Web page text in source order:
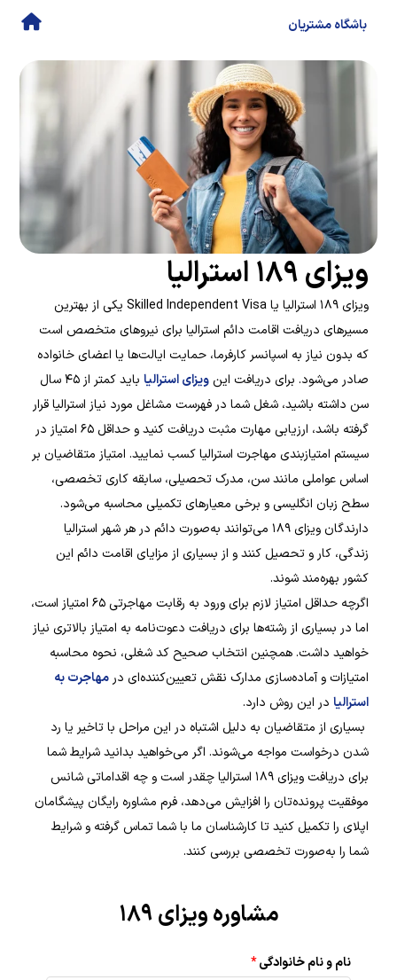
باشگاه مشتریان
ویزای ۱۸۹ استرالیا
ویزای ۱۸۹ استرالیا یا Skilled Independent Visa یکی از بهترین
مسیرهای دریافت اقامت دائم استرالیا برای نیروهای متخصص است
که بدون نیاز به اسپانسر کارفرما، حمایت ایالت‌ها یا اعضای خانواده
صادر می‌شود. برای دریافت اینویزای استرالیا
باید کمتر از ۴۵ سال
سن داشته باشید، شغل شما در فهرست مشاغل مورد نیاز استرالیا قرار
گرفته باشد، ارزیابی مهارت مثبت دریافت کنید و حداقل ۶۵ امتیاز در
سیستم امتیازبندی مهاجرت استرالیا کسب نمایید. امتیاز متقاضیان بر
اساس عواملی مانند سن، مدرک تحصیلی، سابقه کاری تخصصی،
سطح زبان انگلیسی و برخی معیارهای تکمیلی محاسبه می‌شود.
دارندگان ویزای ۱۸۹ می‌توانند به‌صورت دائم در هر شهر استرالیا
زندگی، کار و تحصیل کنند و از بسیاری از مزایای اقامت دائم این
کشور بهره‌مند شوند.
اگرچه حداقل امتیاز لازم برای ورود به رقابت مهاجرتی ۶۵ امتیاز است،
اما در بسیاری از رشته‌ها برای دریافت دعوت‌نامه به امتیاز بالاتری نیاز
خواهید داشت. همچنین انتخاب صحیح کد شغلی، نحوه محاسبه
امتیازات و آماده‌سازی مدارک نقش تعیین‌کننده‌ای درمهاجرت به
استرالیا در این روش دارد.
بسیاری از متقاضیان به دلیل اشتباه در این مراحل با تاخیر یا رد
شدن درخواست مواجه می‌شوند. اگر می‌خواهید بدانید شرایط شما
برای دریافت ویزای ۱۸۹ استرالیا چقدر است و چه اقداماتی شانس
موفقیت پرونده‌تان را افزایش می‌دهد، فرم مشاوره رایگان پیشگامان
اپلای را تکمیل کنید تا کارشناسان ما با شما تماس گرفته و شرایط
شما را به‌صورت تخصصی بررسی کنند.
مشاوره ویزای ۱۸۹
نام و نام خانوادگی